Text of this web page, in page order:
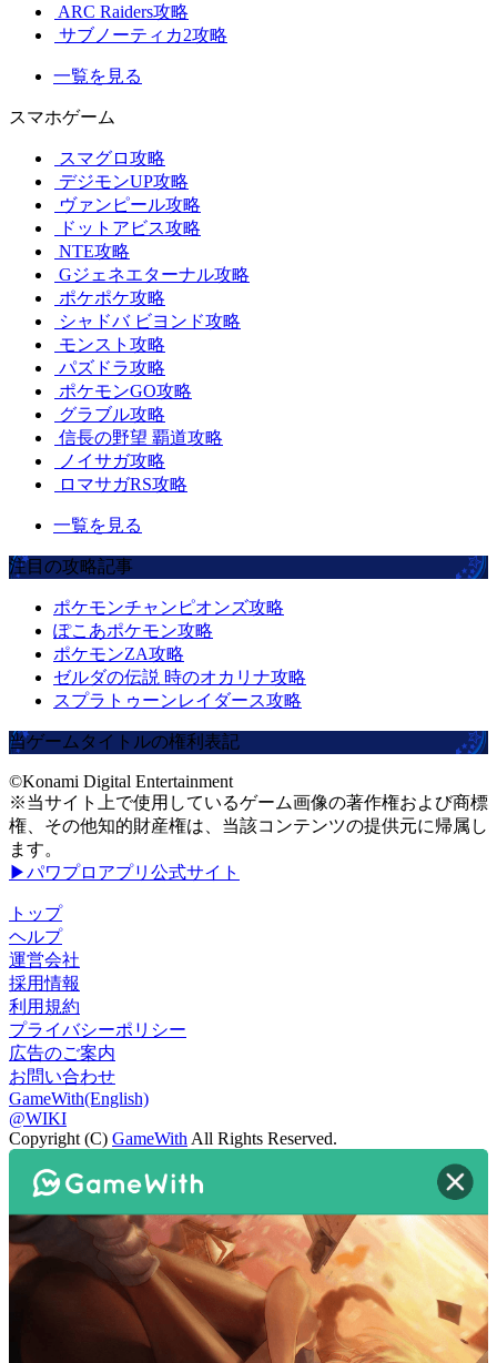
ARC Raiders攻略
サブノーティカ2攻略
一覧を見る
スマホゲーム
スマグロ攻略
デジモンUP攻略
ヴァンピール攻略
ドットアビス攻略
NTE攻略
Gジェネエターナル攻略
ポケポケ攻略
シャドバ ビヨンド攻略
モンスト攻略
パズドラ攻略
ポケモンGO攻略
グラブル攻略
信長の野望 覇道攻略
ノイサガ攻略
ロマサガRS攻略
一覧を見る
注目の攻略記事
ポケモンチャンピオンズ攻略
ぽこあポケモン攻略
ポケモンZA攻略
ゼルダの伝説 時のオカリナ攻略
スプラトゥーンレイダース攻略
当ゲームタイトルの権利表記
©Konami Digital Entertainment
※当サイト上で使用しているゲーム画像の著作権および商標
権、その他知的財産権は、当該コンテンツの提供元に帰属し
ます。
▶パワプロアプリ公式サイト
トップ
ヘルプ
運営会社
採用情報
利用規約
プライバシーポリシー
広告のご案内
お問い合わせ
GameWith(English)
@WIKI
Copyright (C) GameWith All Rights Reserved.